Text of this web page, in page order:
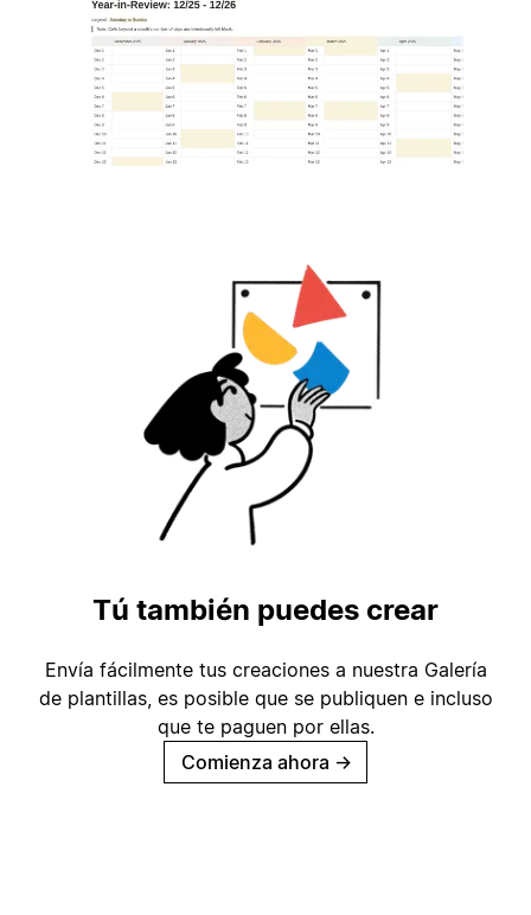
Tú también puedes crear
Envía fácilmente tus creaciones a nuestra Galería
de plantillas, es posible que se publiquen e incluso
que te paguen por ellas.
Comienza ahora →